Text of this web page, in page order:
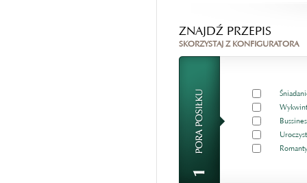
ZNAJDŹ PRZEPIS
SKORZYSTAJ Z KONFIGURATORA